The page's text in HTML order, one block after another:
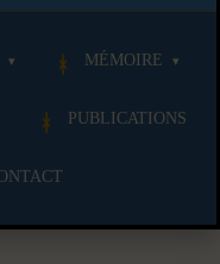
MÉMOIRE
PUBLICATIONS